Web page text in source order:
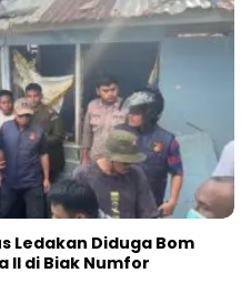
Ledakan Diduga Bom
II di Biak Numfor